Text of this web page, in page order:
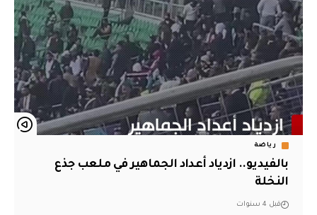
رياضة
بالفيديو.. ازدياد أعداد الجماهير في ملعب جذع
النخلة
قبل 4 سنوات